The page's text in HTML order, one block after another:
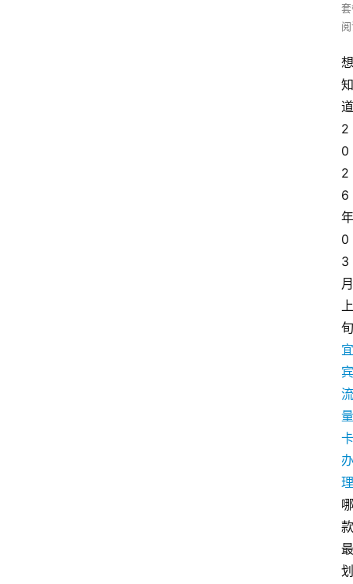
想
知
道
2
0
2
6
年
0
3
月
上
旬
宜
宾
流
量
卡
办
理
哪
款
最
划